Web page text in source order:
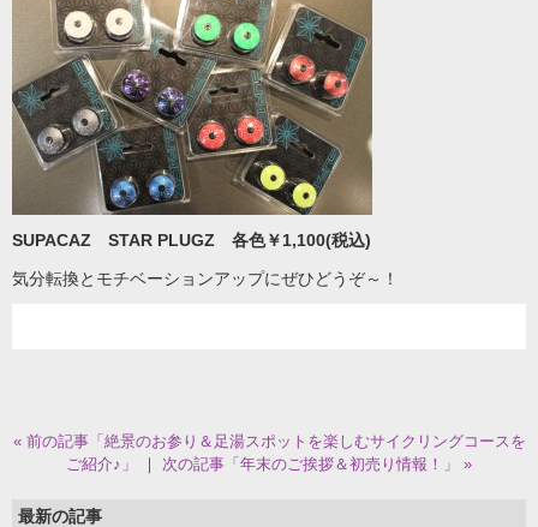
SUPACAZ STAR PLUGZ 各色￥1,100(税込)
気分転換とモチベーションアップにぜひどうぞ～！
« 前の記事「絶景のお参り＆足湯スポットを楽しむサイクリングコースを
ご紹介♪」
｜ 次の記事「年末のご挨拶＆初売り情報！」 »
最新の記事